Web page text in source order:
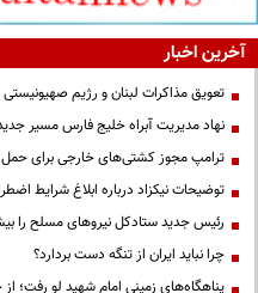
آخرین اخبار
تعویق مذاکرات لبنان و رژیم
نهاد مدیریت آبراه خلیج فارس مسیر
ترامپ مجوز کشتی‌های خارجی برای حمل
توضیحات نیکزاد درباره ابلاغ شرایط
رئیس جدید ستادکل نیروهای مسلح را
چرا نباید ایران از تنگه دست بردارد؟
پناهگاه‌های زمینیِ امام شهید لو رفت؛